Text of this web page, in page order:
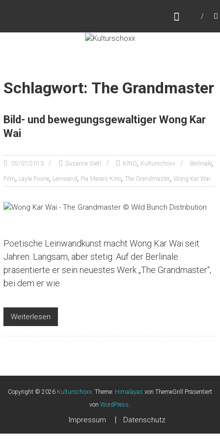
Schlagwort: The Grandmaster
Bild- und bewegungsgewaltiger Wong Kar
Wai
05/07/2013 Susanne Gietl KINO, Kulturschoxx Berlinale,
Film, Layla Fourie, Leinwand , Pia Marais Kino, The Grandmaster, Wong Kar Wai.
Poetische Leinwandkunst macht Wong Kar Wai seit
Jahren. Langsam, aber stetig. Auf der Berlinale
präsentierte er sein neuestes Werk „The Grandmaster“,
bei dem er wie
Weiterlesen
Copyright © 2026 Kulturschoxx. Theme: Himalayas von ThemeGrill Präsentiert
vonWordPress.
Impressum Datenschutz